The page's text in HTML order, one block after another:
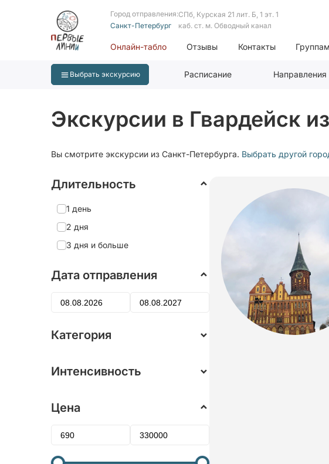
Город отправления:
Санкт-Петербург
СПб, Курская 21 лит. Б, 1 эт. 1
каб. ст. м. Обводный канал
Онлайн-табло Отзывы Контакты Группам
Выбрать экскурсию Расписание Направления
Экскурсии в Гвардейск
Вы смотрите экскурсии из Санкт-Петербурга. Выбрать другой
Длительность
1 день
2 дня
3 дня и больше
Дата отправления
Категория
Интенсивность
Цена